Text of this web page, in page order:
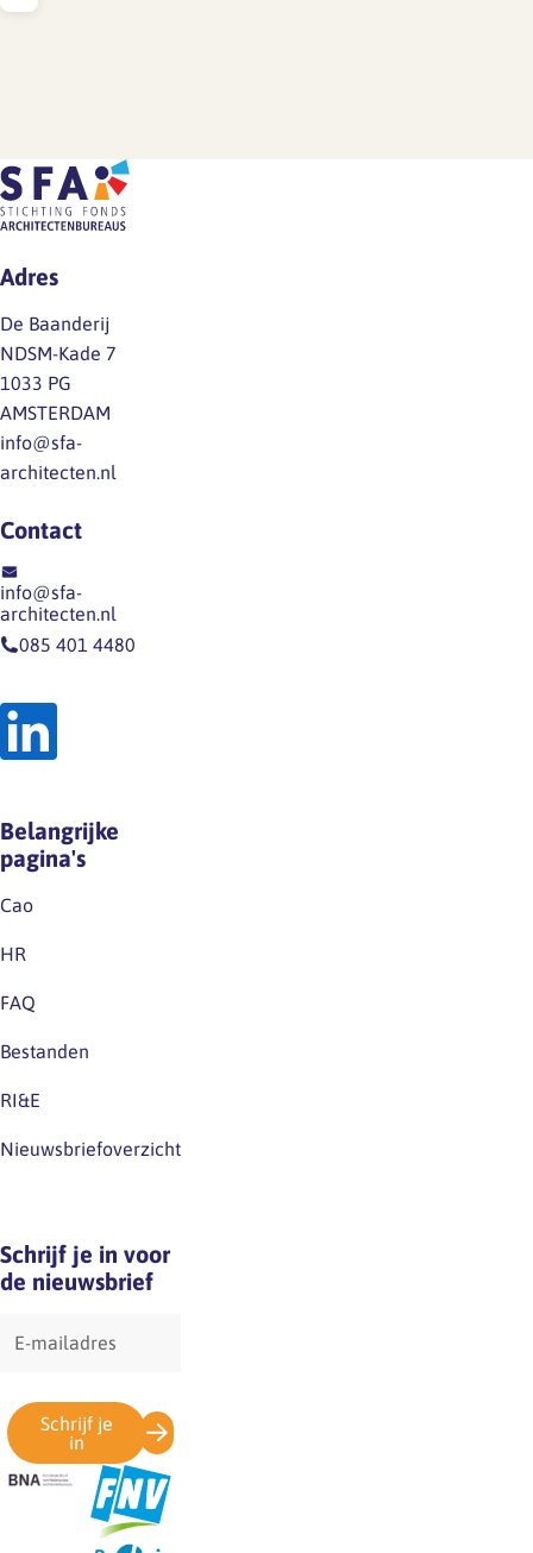
Adres
De Baanderij
NDSM-Kade 7
1033 PG
AMSTERDAM
info@sfa-
architecten.nl
Contact
info@sfa-
architecten.nl
085 401 4480
Belangrijke
pagina's
Cao
HR
FAQ
Bestanden
RI&E
Nieuwsbriefoverzicht
Schrijf je in voor
de nieuwsbrief
mailadres
Schrijf je
in